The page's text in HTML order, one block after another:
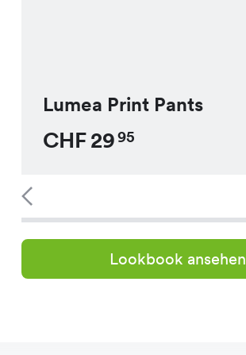
Lumea Print Pants
CHF2995
Lookbook ansehen